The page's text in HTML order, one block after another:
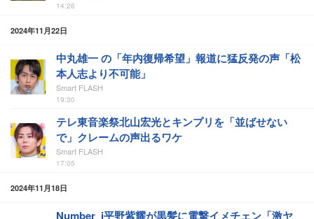
14:26
2024年11月22日
中丸雄一 の「年内復帰希望」報道に猛反発の声「松
本人志より不可能」
Smart FLASH
19:30
テレ東音楽祭北山宏光とキンプリを「並ばせない
で」クレームの声出るワケ
Smart FLASH
17:05
2024年11月18日
Number_i平野紫耀が黒髪に電撃イメチェン「激ヤ